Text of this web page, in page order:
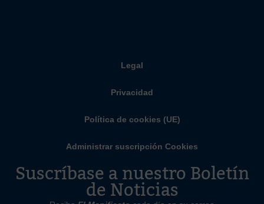
Legal
Privacidad
Política de cookies (UE)
Administrar suscripción Cookies
Suscríbase a nuestro Boletín
de Noticias